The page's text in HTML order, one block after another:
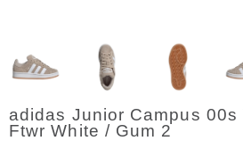
adidas Junior Campus
Ftwr White / Gum 2